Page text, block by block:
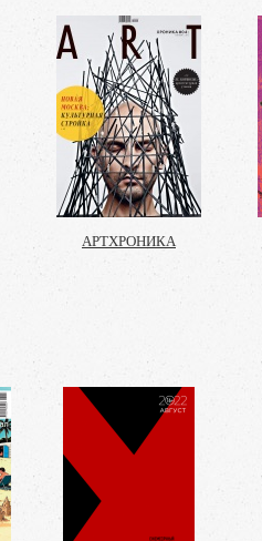
АРТХРОНИКА